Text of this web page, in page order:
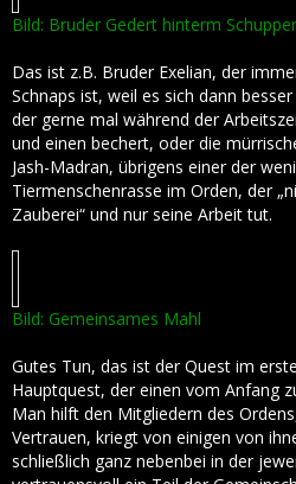
Bild: Bruder Gedert hinterm
Das ist z.B. Bruder Exelian, der
Schnaps ist, weil es sich dann
der gerne mal während der
und einen bechert, oder die
Jash-Madran, übrigens einer der
Tiermenschenrasse im Orden, der
Zauberei“ und nur seine Arbeit tut.
Bild: Gemeinsames Mahl
Gutes Tun, das ist der Quest im
Hauptquest, der einen vom Anfang
Man hilft den Mitgliedern des
Vertrauen, kriegt von einigen von
schließlich ganz nebenbei in der